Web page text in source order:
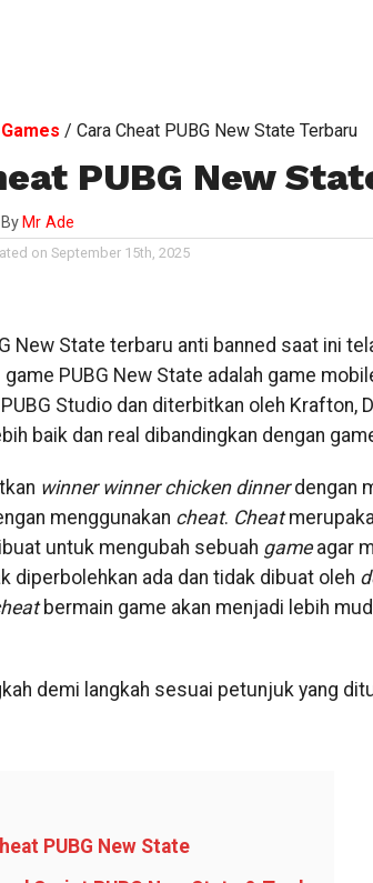
/ Cara Cheat PUBG New State Terbaru
PUBG New
Mr Ade
on September 15th, 2025
New State terbaru anti banned saat ini
PUBG New State adalah game
Studio dan diterbitkan oleh Krafton,
baik dan real dibandingkan dengan
winner winner chicken dinnerdengan
menggunakan cheat. Cheat
untuk mengubah sebuah gameagar
diperbolehkan ada dan tidak dibuat oleh
bermain game akan menjadi lebih
demi langkah sesuai petunjuk yang
PUBG New State